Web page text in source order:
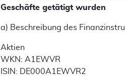
Geschäfte getätigt wurden
a) Beschreibung des
Aktien
WKN: A1EWVR
ISIN: DE000A1EWVR2